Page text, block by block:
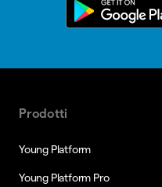
Prodotti
Young Platform
Young Platform Pro